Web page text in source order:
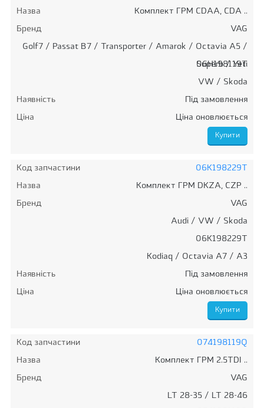
Назва
Комплект ГРМ CDAA, CDA ..
Бренд
VAG
Golf7 / Passat B7 / Transporter / Amarok / Octavia A5 /
Superb / Yeti
06H198119T
VW / Skoda
Наявність
Під замовлення
Ціна
Ціна оновлюється
Код запчастини
06K198229T
Назва
Комплект ГРМ DKZA, CZP ..
Бренд
VAG
Audi / VW / Skoda
06K198229T
Kodiaq / Octavia A7 / A3
Наявність
Під замовлення
Ціна
Ціна оновлюється
Код запчастини
074198119Q
Назва
Комплект ГРМ 2.5TDI ..
Бренд
VAG
LT 28-35 / LT 28-46